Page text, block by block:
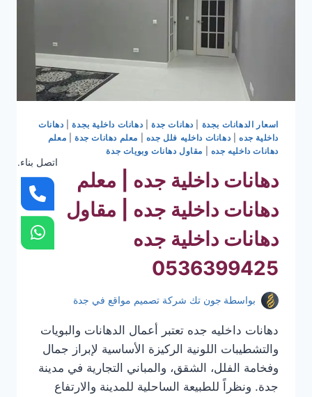
اسعار الدهانات بجدة دهانات جدة دهانات داخلية بجدة| دهانات
داخلية جده| دهانات داخليه فلل جده معلم دهانات جدة| معلم
دهانات داخليه جده
مقاول دهانات وبويات جدة
دهانات داخلية جده | معلم
دهانات داخلية جده | مقاول
دهانات داخلية جده
0536399425
بواسطة جون تك شركة تصميم مواقع في جدة
دهانات داخليه جده تعتبر أعمال الدهانات والبويات
والتشطيبات اللونية الركيزة الأساسية لإبراز جمال
وفخامة الفلل، الشقق، والمباني التجارية في مدينة
جدة. ونظراً للطبيعة الساحلية للمدينة والارتفاع
اتصل بناء.